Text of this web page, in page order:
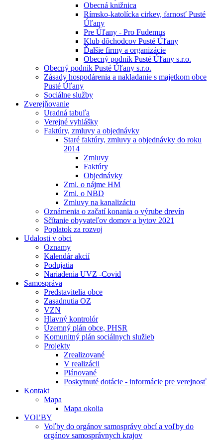
Obecná knižnica
Rímsko-katolícka cirkev, farnosť Pusté
Úľany
Pre Úľany - Pro Fudemus
Klub dôchodcov Pusté Úľany
Ďalšie firmy a organizácie
Obecný podnik Pusté Úľany s.r.o.
Obecný podnik Pusté Úľany s.r.o.
Zásady hospodárenia a nakladanie s majetkom obce
Pusté Úľany
Sociálne služby
Zverejňovanie
Uradná tabuľa
Verejné vyhlášky
Faktúry, zmluvy a objednávky
Staré faktúry, zmluvy a objednávky do roku
2014
Zmluvy
Faktúry
Objednávky
Zml. o nájme HM
Zml. o NBD
Zmluvy na kanalizáciu
Oznámenia o začatí konania o výrube drevín
Sčítanie obyvateľov domov a bytov 2021
Poplatok za rozvoj
Udalosti v obci
Oznamy
Kalendár akcií
Podujatia
Nariadenia UVZ -Covid
Samospráva
Predstavitelia obce
Zasadnutia OZ
VZN
Hlavný kontrolór
Územný plán obce, PHSR
Komunitný plán sociálnych služieb
Projekty
Zrealizované
V realizácii
Plánované
Poskytnuté dotácie - informácie pre verejnosť
Kontakt
Mapa
Mapa okolia
VOĽBY
Voľby do orgánov samosprávy obcí a voľby do
orgánov samosprávnych krajov